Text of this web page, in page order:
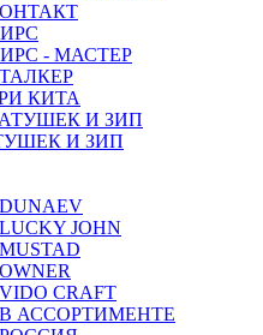
- МАСТЕР
КИТА
И ЗИП
JOHN
CRAFT
АССОРТИМЕНТЕ